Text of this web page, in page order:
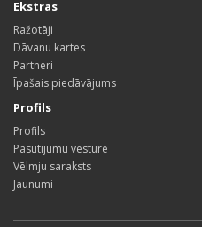
Ekstras
Ražotāji
Dāvanu kartes
Partneri
Īpašais piedāvājums
Profils
Profils
Pasūtījumu vēsture
Vēlmju saraksts
Jaunumi